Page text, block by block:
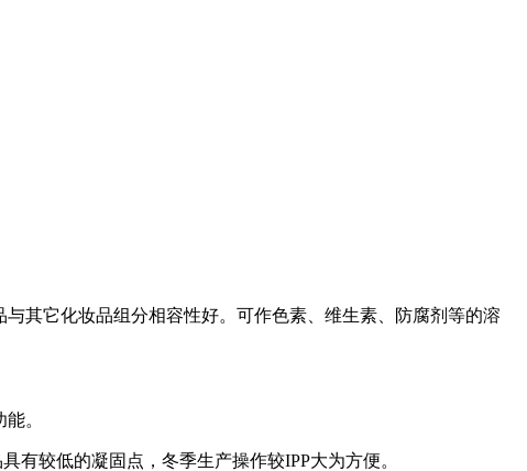
其它化妆品组分相容性好。可作色素、维生素、防腐剂等的溶
。
有较低的凝固点，冬季生产操作较IPP大为方便。